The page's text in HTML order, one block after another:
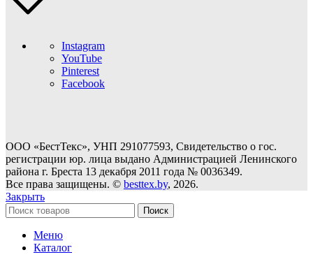
Instagram
YouTube
Pinterest
Facebook
ООО «БестТекс», УНП 291077593, Свидетельство о гос.
регистрации юр. лица выдано Администрацией Ленинского
района г. Бреста 13 декабря 2011 года № 0036349.
Все права защищены. © besttex.by, 2026.
Закрыть
Поиск
Меню
Каталог